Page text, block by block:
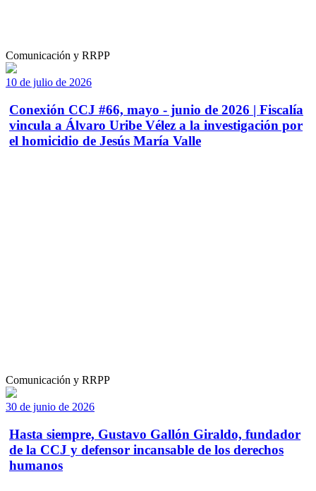
Comunicación y RRPP
10 de julio de 2026
Conexión CCJ #66, mayo - junio de 2026 | Fiscalía
vincula a Álvaro Uribe Vélez a la investigación por
el homicidio de Jesús María Valle
Comunicación y RRPP
30 de junio de 2026
Hasta siempre, Gustavo Gallón Giraldo, fundador
de la CCJ y defensor incansable de los derechos
humanos